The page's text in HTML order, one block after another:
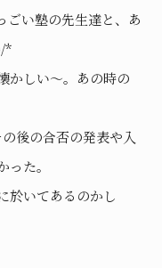
ごい塾の先生達と、あ
*
かしい〜。あの時の
後の合否の発表や入
た。
於いてあるのかし